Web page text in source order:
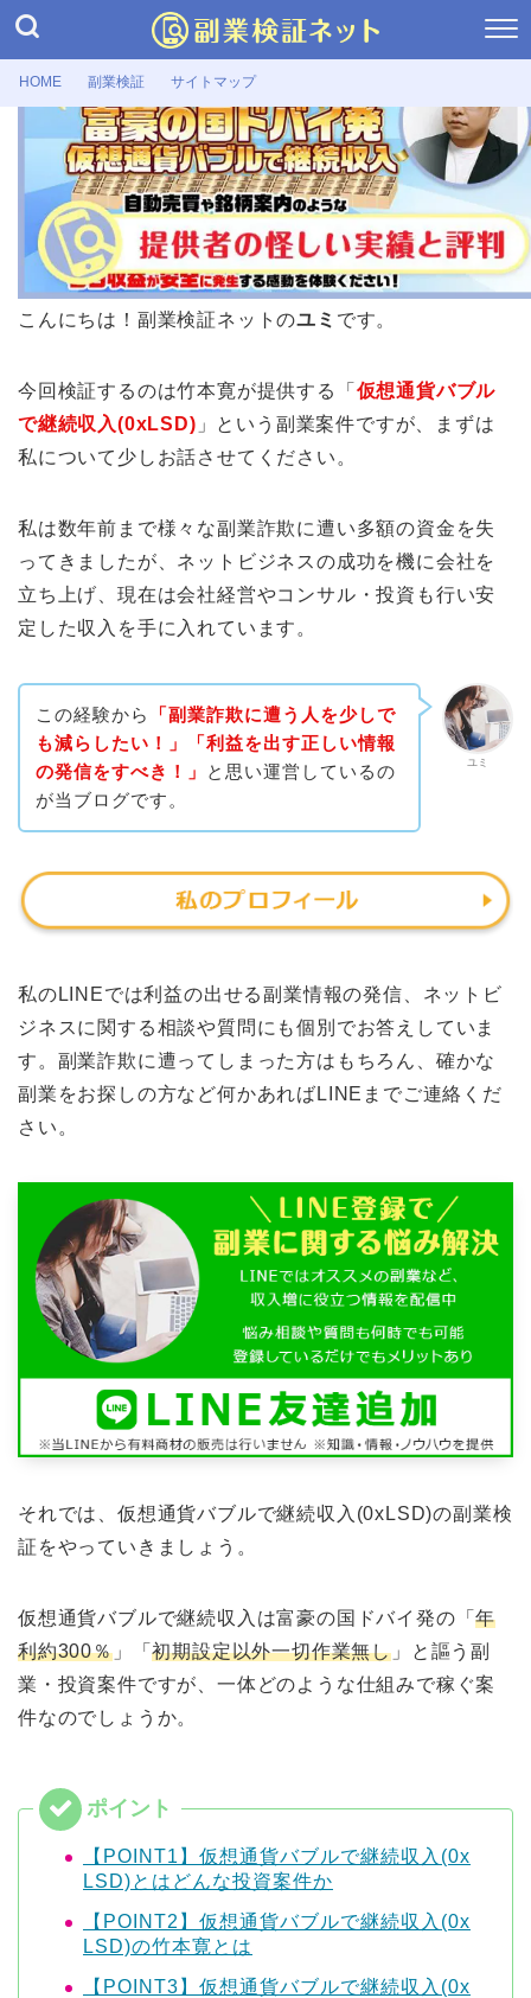
HOME 副業検証 サイトマップ
副業検証
【0xLSD】竹本寛の怪しい口コミ・評
判！仮想通貨バブルで継続収入とは
2026年6月19日
こんにちは！副業検証ネットのユミ です。
今回検証するのは竹本寛が提供する「 仮想通貨バブル
で継続収入(0xLSD) 」という副業案件ですが、まずは
私について少しお話させてください。
私は数年前まで様々な副業詐欺に遭い多額の資金を失
ってきましたが、ネットビジネスの成功を機に会社を
立ち上げ、現在は会社経営やコンサル・投資も行い安
定した収入を手に入れています。
ユミ
この経験から
「副業詐欺に遭う人を少しで
も減らしたい！」「利益を出す正しい情報
の発信をすべき！」
と思い運営しているの
が当ブログです。
私のLINEでは利益の出せる副業情報の発信、ネットビ
ジネスに関する相談や質問にも個別でお答えしていま
す。副業詐欺に遭ってしまった方はもちろん、確かな
副業をお探しの方など何かあればLINEまでご連絡くだ
さい。
それでは、仮想通貨バブルで継続収入(0xLSD)の副業検
証をやっていきましょう。
仮想通貨バブルで継続収入は富豪の国ドバイ発の「年
利約300％」「初期設定以外一切作業無し 」と謳う副
業・投資案件ですが、一体どのような仕組みで稼ぐ案
件なのでしょうか。
【POINT1】仮想通貨バブルで継続収入(0x
LSD)とはどんな投資案件か
【POINT2】仮想通貨バブルで継続収入(0x
LSD)の竹本寛とは
【POINT3】仮想通貨バブルで継続収入(0x